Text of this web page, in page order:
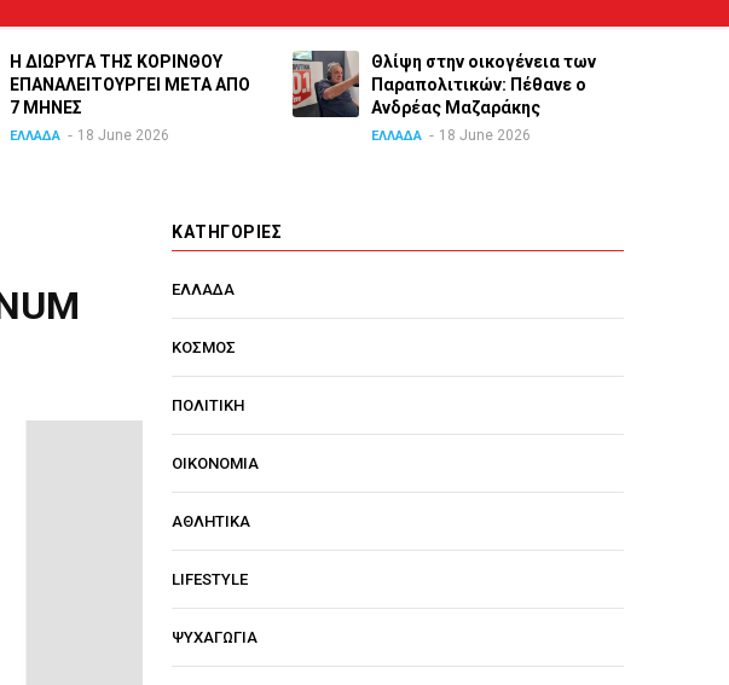
Η ΔΙΩΡΥΓΑ ΤΗΣ ΚΟΡΙΝΘΟΥ
ΕΠΑΝΑΛΕΙΤΟΥΡΓΕΙ ΜΕΤΑ ΑΠΟ
7 ΜΗΝΕΣ
ΕΛΛΑΔΑ 18 June 2026
Θλίψη στην οικογένεια των
Παραπολιτικών: Πέθανε ο
Ανδρέας Μαζαράκης
ΕΛΛΑΔΑ 18 June 2026
ΚΑΤΗΓΟΡΊΕΣ
ΕΛΛΑΔΑ
ΚΟΣΜΟΣ
ΠΟΛΙΤΙΚΗ
ΟΙΚΟΝΟΜΙΑ
ΑΘΛΗΤΙΚΑ
LIFESTYLE
ΨΥΧΑΓΩΓΙΑ